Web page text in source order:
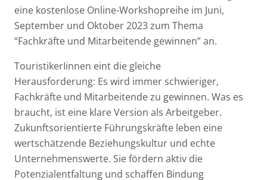
eine kostenlose Online-Workshopreihe im Juni,
September und Oktober 2023 zum Thema
“Fachkräfte und Mitarbeitende gewinnen” an.
TouristikerIinnen eint die gleiche
Herausforderung: Es wird immer schwieriger,
Fachkräfte und Mitarbeitende zu gewinnen. Was es
braucht, ist eine klare Version als Arbeitgeber.
Zukunftsorientierte Führungskräfte leben eine
wertschätzende Beziehungskultur und echte
Unternehmenswerte. Sie fördern aktiv die
Potenzialentfaltung und schaffen Bindung